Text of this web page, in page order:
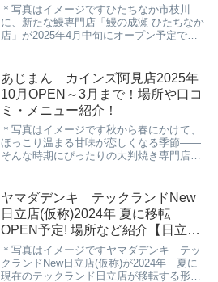
川】
＊写真はイメージですひたちなか市枝川
に、新たな鰻専門店「鰻の成瀬 ひたちなか
店」が2025年4月中旬にオープン予定で
いにひたちなか市にも登場します。鰻好き
の方々にと...
あじまん カインズ阿見店2025年
10月OPEN～3月まで！場所や口コ
ミ・メニュー紹介！
＊写真はイメージです秋から春にかけて、
ほっこり温まる甘味が恋しくなる季節――
そんな時期にぴったりの大判焼き専門店
ケンミンSHOW』でも紹介され話題となっ
た、あの名物...
ヤマダデンキ テックランドNew
日立店(仮称)2024年 夏に移転
OPEN予定! 場所など紹介【日立市
東滑川町】
＊写真はイメージですヤマダデンキ テッ
クランドNew日立店(仮称)が2024年 夏に
現在のテックランド日立店が移転する形で